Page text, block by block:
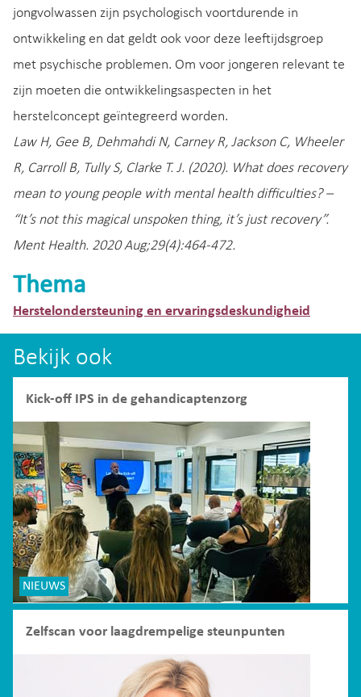
jongvolwassen zijn psychologisch voortdurende in
ontwikkeling en dat geldt ook voor deze leeftijdsgroep
met psychische problemen. Om voor jongeren relevant te
zijn moeten die ontwikkelingsaspecten in het
herstelconcept geïntegreerd worden.
Law H, Gee B, Dehmahdi N, Carney R, Jackson C, Wheeler
R, Carroll B, Tully S, Clarke T. J. (2020). What does recovery
mean to young people with mental health difficulties? –
“It’s not this magical unspoken thing, it’s just recovery”.
Ment Health. 2020 Aug;29(4):464-472.
Thema
Herstelondersteuning en ervaringsdeskundigheid
Bekijk ook
Kick-off IPS in de gehandicaptenzorg
NIEUWS
Zelfscan voor laagdrempelige steunpunten